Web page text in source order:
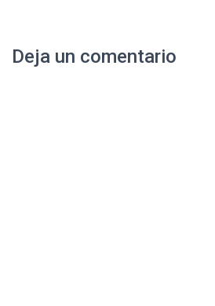
Deja un comentario